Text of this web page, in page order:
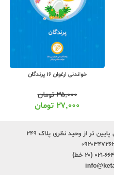
خواندنی ارغوان 16 پرندگان
۳۵,۰۰۰تومان
۲۷,۰۰۰ تومان
خط)